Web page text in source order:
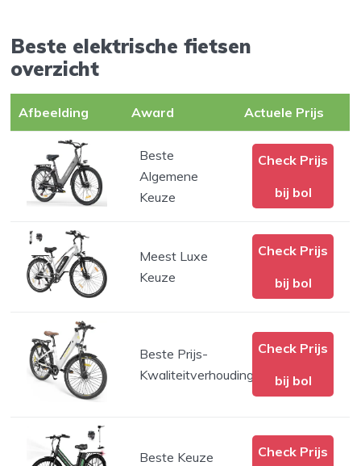
Beste elektrische fietsen
overzicht
Afbeelding Award Actuele Prijs
Beste
Algemene
Keuze
Check Prijs
bij bol
Meest Luxe
Keuze
Check Prijs
bij bol
Beste Prijs-
Kwaliteitverhouding
Check Prijs
bij bol
Beste Keuze
Check Prijs